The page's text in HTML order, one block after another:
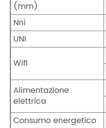
(mm)
Nni
UNI
Wifi
Alimentazione
elettrica
Consumo energetico